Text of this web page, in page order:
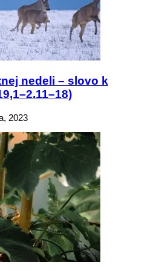
nedeli – slovo k
2023